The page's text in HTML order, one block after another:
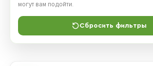
могут вам подойти.
Сбросить фильтры